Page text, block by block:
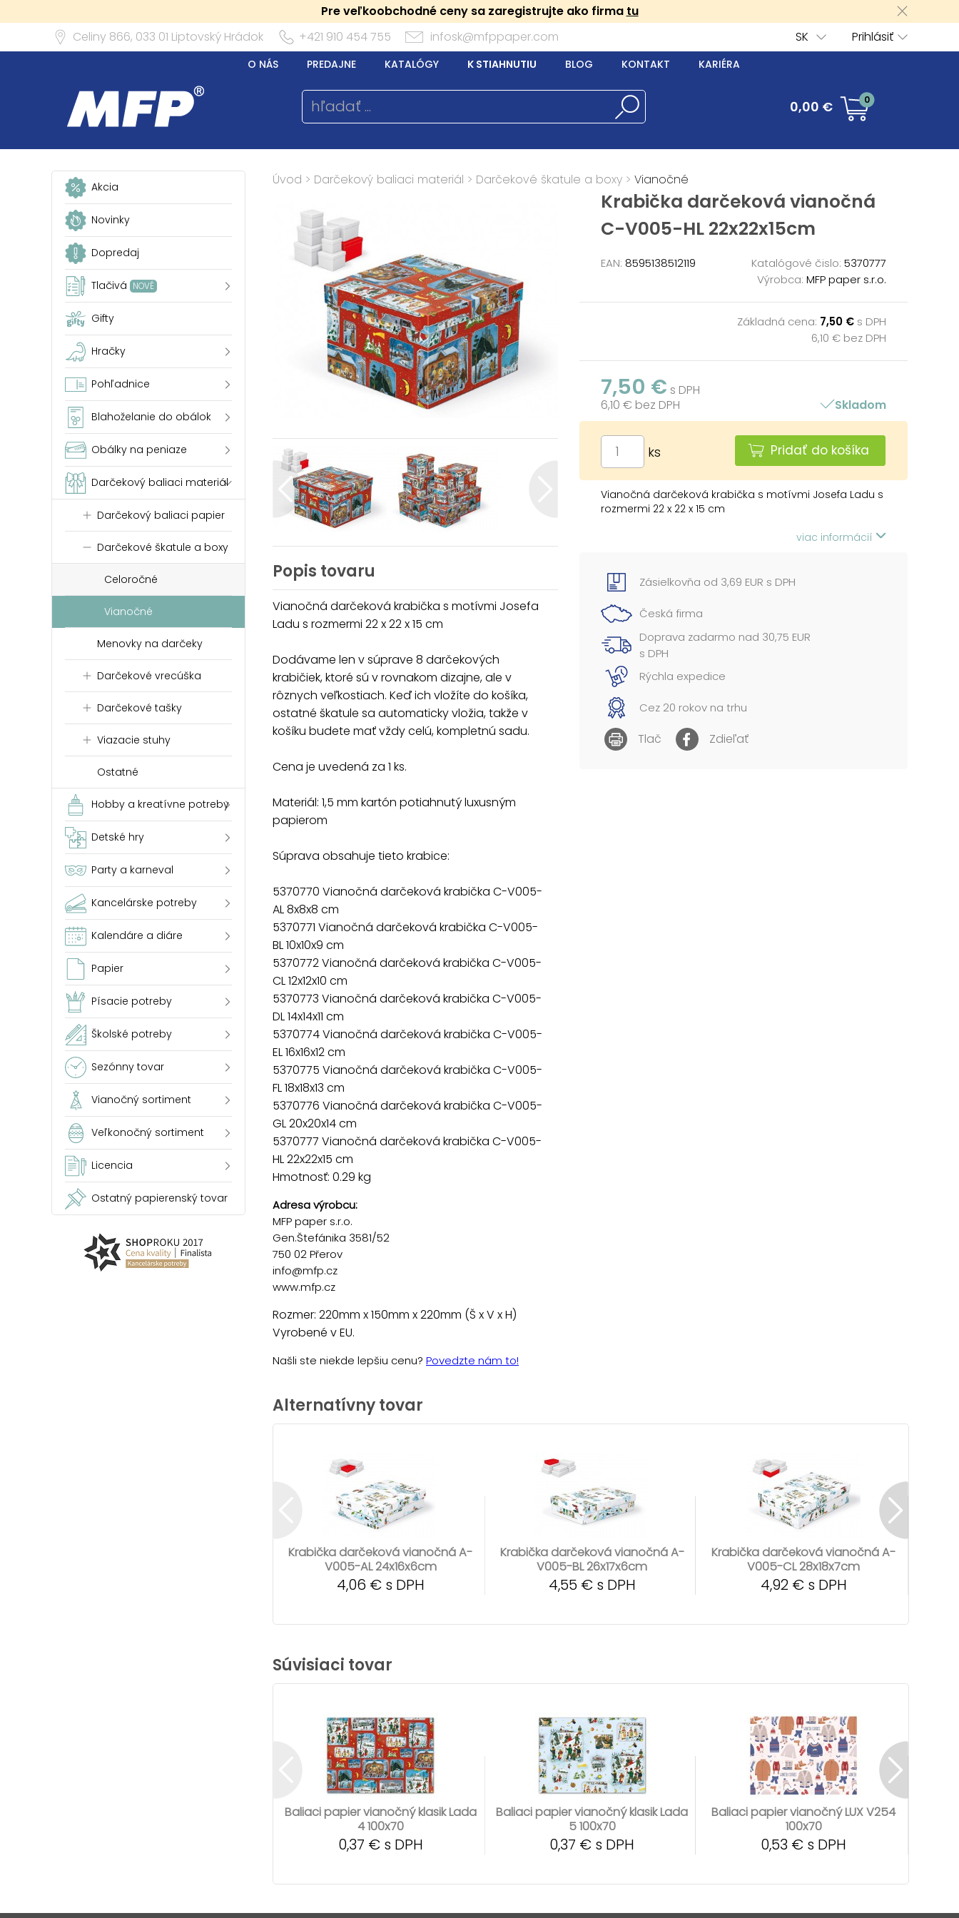
Pre veľkoobchodné ceny sa zaregistrujte ako firma tu
Celiny 866, 033 01 Liptovský Hrádok +421 910 454 755 infosk@mfppaper.com Prihlásiť
SK
O NÁS PREDAJNE KATALÓGY K STIAHNUTIU BLOG KONTAKT KARIÉRA
0,00 € 0
Akcia
Novinky
Dopredaj
Tlačivá NOVÉ
Gifty
Hračky
Pohľadnice
Blahoželanie do obálok
Obálky na peniaze
Darčekový baliaci materiál
Darčekový baliaci papier
Darčekové škatule a boxy
Celoročné
Vianočné
Menovky na darčeky
Darčekové vrecúška
Darčekové tašky
Viazacie stuhy
Ostatné
Hobby a kreatívne potreby
Detské hry
Party a karneval
Kancelárske potreby
Kalendáre a diáre
Papier
Písacie potreby
Školské potreby
Sezónny tovar
Vianočný sortiment
Veľkonočný sortiment
Licencia
Ostatný papierenský tovar
Úvod > Darčekový baliaci materiál > Darčekové škatule a boxy > Vianočné
Krabička darčeková vianočná
C-V005-HL 22x22x15cm
EAN: 8595138512119 Katalógové čislo: 5370777
Výrobca: MFP paper s.r.o.
Základná cena: 7,50 € s DPH
6,10 € bez DPH
7,50 € s DPH
6,10 € bez DPH
Skladom
ks Pridať do košíka
Vianočná darčeková krabička s motívmi Josefa Ladu s
rozmermi 22 x 22 x 15 cm
Dodávame len v súprave 8 darčekových krabičiek,
automaticky vložia, takže v košíku budete mať vždy
celú, kompletnú sadu.
Cena je uvedená za 1 ks.
Materiál: 1,5 mm kartón potiahnutý luxusným papierom
Súprava obsahuje tieto krabice:
5370770 Vianočná darčeková krabička C-V005-AL 8x8x8
cm
5370771 Vianočná darčeková krabička C-V005-BL
10x10x9 cm
viac informácií
Popis tovaru
Vianočná darčeková krabička s motívmi Josefa
Ladu s rozmermi 22 x 22 x 15 cm
Dodávame len v súprave 8 darčekových
krabičiek, ktoré sú v rovnakom dizajne, ale v
rôznych veľkostiach. Keď ich vložíte do košíka,
ostatné škatule sa automaticky vložia, takže v
košíku budete mať vždy celú, kompletnú sadu.
Cena je uvedená za 1 ks.
Materiál: 1,5 mm kartón potiahnutý luxusným
papierom
Súprava obsahuje tieto krabice:
5370770 Vianočná darčeková krabička C-V005-
AL 8x8x8 cm
5370771 Vianočná darčeková krabička C-V005-
BL 10x10x9 cm
5370772 Vianočná darčeková krabička C-V005-
CL 12x12x10 cm
5370773 Vianočná darčeková krabička C-V005-
DL 14x14x11 cm
5370774 Vianočná darčeková krabička C-V005-
EL 16x16x12 cm
5370775 Vianočná darčeková krabička C-V005-
FL 18x18x13 cm
5370776 Vianočná darčeková krabička C-V005-
GL 20x20x14 cm
5370777 Vianočná darčeková krabička C-V005-
HL 22x22x15 cm
Hmotnosť: 0.29 kg
Adresa výrobcu:
MFP paper s.r.o.
Gen.Štefánika 3581/52
750 02 Přerov
info@mfp.cz
www.mfp.cz
Rozmer: 220mm x 150mm x 220mm (Š x V x H)
Vyrobené v EU.
Našli ste niekde lepšiu cenu? Povedzte nám to!
Zásielkovňa od 3,69 EUR s DPH
Česká firma
Doprava zadarmo nad 30,75 EUR
s DPH
Rýchla expedice
Cez 20 rokov na trhu
Tlač Zdieľať
Alternatívny tovar
Krabička darčeková vianočná A-
V005-AL 24x16x6cm
4,06 € s DPH
Krabička darčeková vianočná A-
V005-BL 26x17x6cm
4,55 € s DPH
Krabička darčeková vianočná A-
V005-CL 28x18x7cm
4,92 € s DPH
Súvisiaci tovar
Baliaci papier vianočný klasik Lada
4 100x70
0,37 € s DPH
Baliaci papier vianočný klasik Lada
5 100x70
0,37 € s DPH
Baliaci papier vianočný LUX V254
100x70
0,53 € s DPH